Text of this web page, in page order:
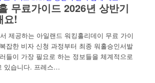
무료가이드 2026년 상반기
요!
제공하는 아일랜드 워킹홀리데이 무료 가이
잡한 비자 신청 과정부터 최종 워홀승인서발
들이 가장 필요로 하는 정보들을 체계적으로
있습니다. 프레스…